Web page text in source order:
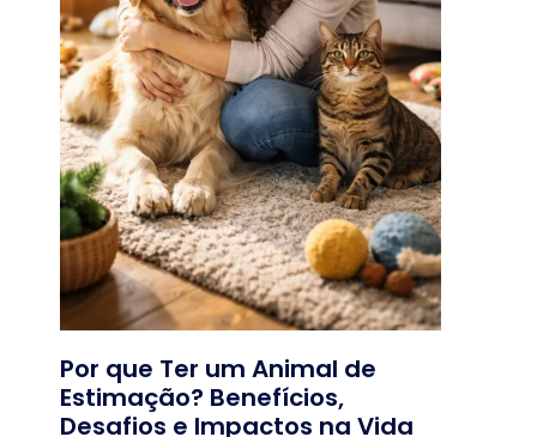
Por que Ter um Animal de
Estimação? Benefícios,
Desafios e Impactos na Vida